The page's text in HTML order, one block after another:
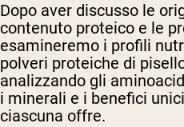
Dopo aver discusso le
contenuto proteico e le
esamineremo i profili
polveri proteiche di
analizzando gli
i minerali e i benefici
ciascuna offre.